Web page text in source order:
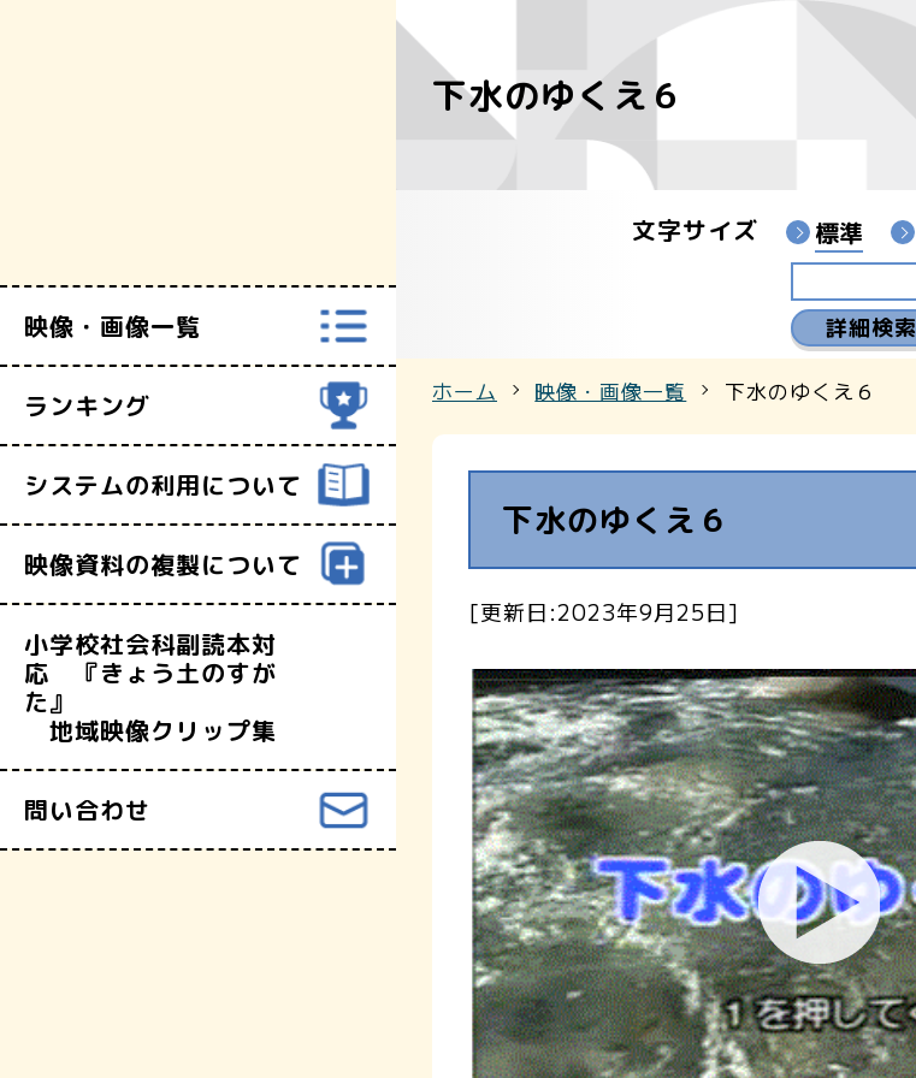
映像・画像一覧
すべての映像
富山県映像センターYouTubeチャンネル
ランキング
システムの利用について
映像資料の複製について
小学校社会科副読本対
応 『きょう土のすが
た』
地域映像クリップ集
問い合わせ
下水のゆくえ６
文字サイズ 標準
詳細検索
ホーム 映像・画像一覧 下水のゆくえ６
下水のゆくえ６
[更新日:2023年9月25日]